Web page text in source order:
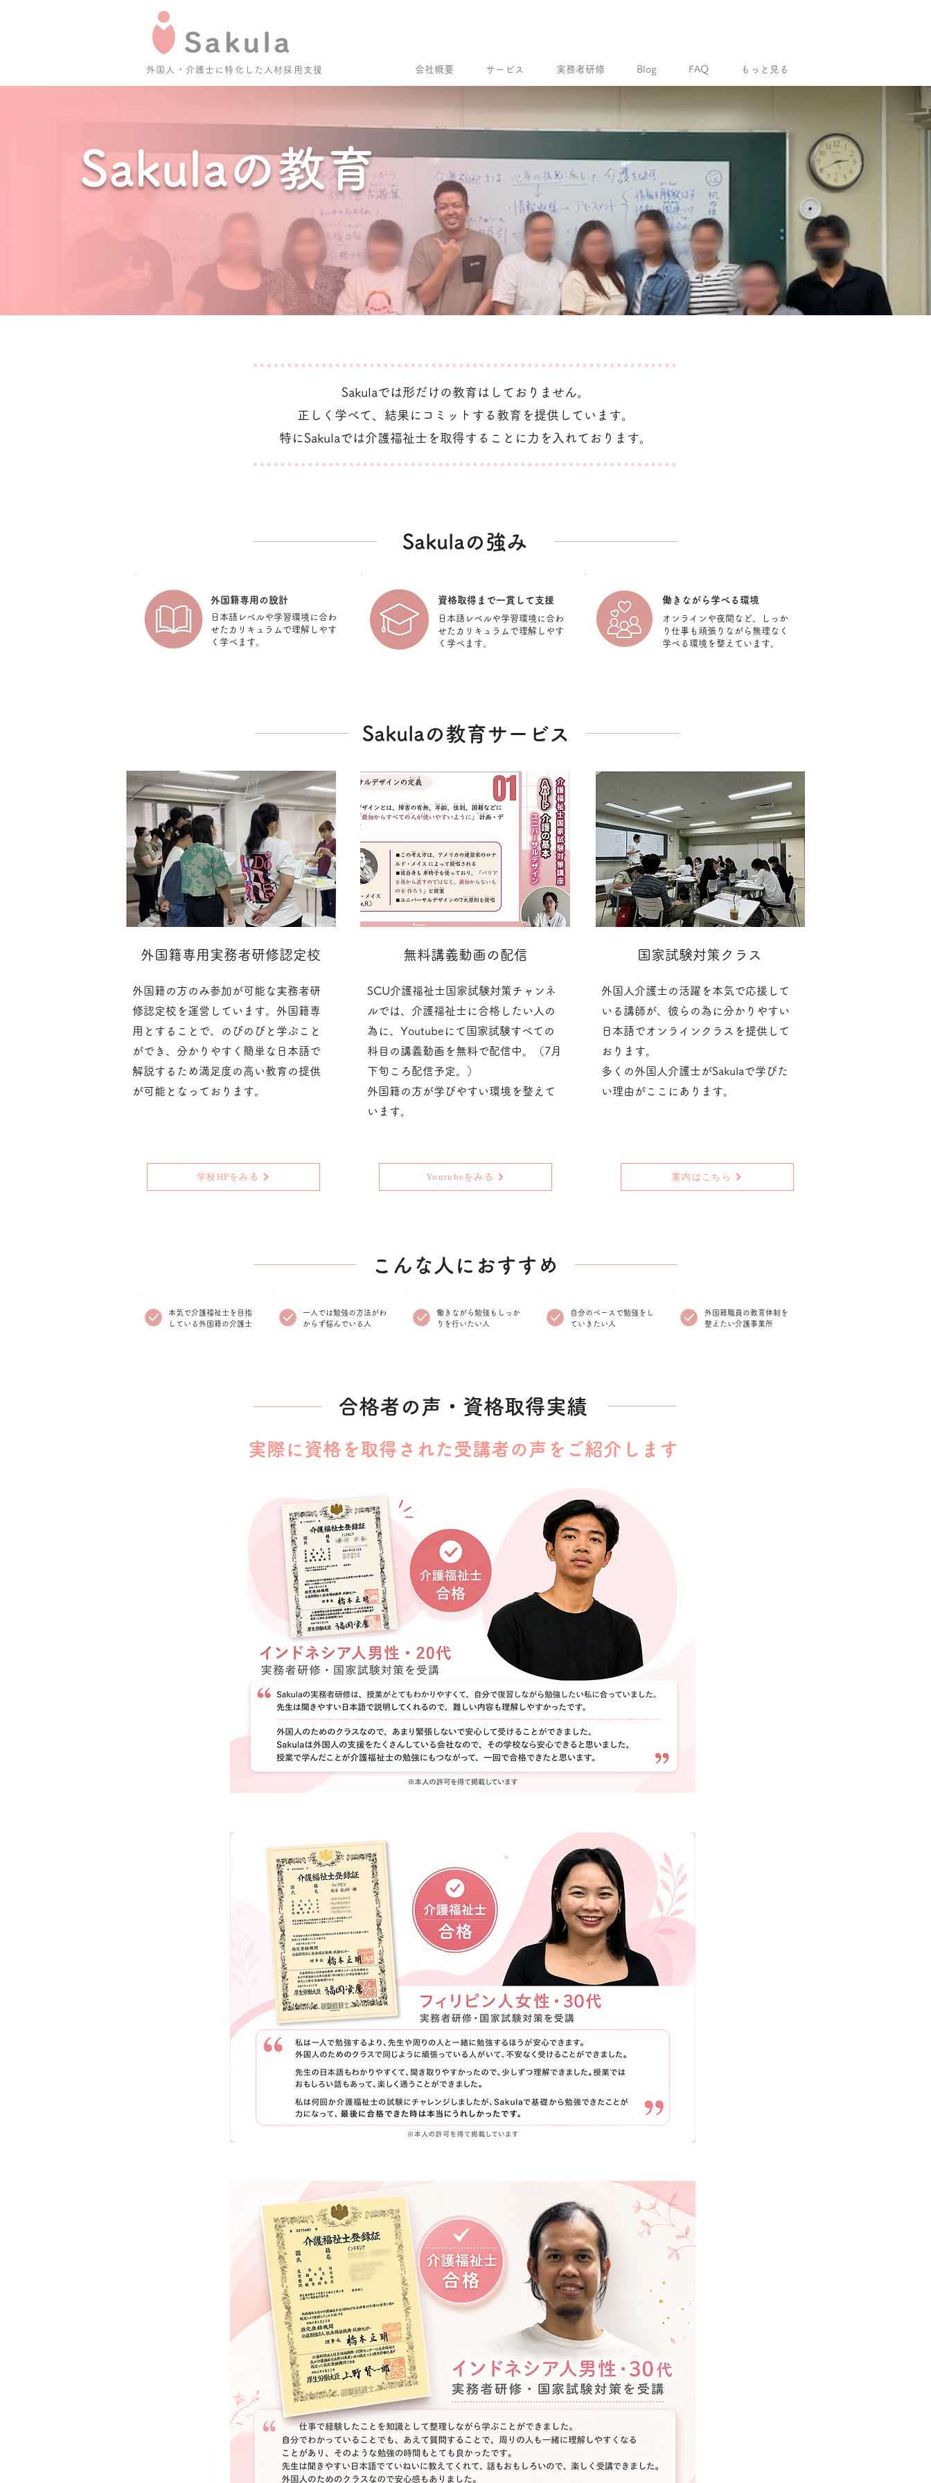
外国人・介護士に特化した人材採用支援 会社概要 サービス 実務者研修 Blog FAQ もっと見る
Sakulaの教育
Sakulaでは形だけの教育はしておりません。
正しく学べて、結果にコミットする教育を提供しています。
特にSakulaでは介護福祉士を取得することに力を入れております。
Sakulaの強み
​外国籍専用の設計
​日本語レベルや学習環境に合わ
せたカリキュラムで理解しやす
く学べます。
​資格取得まで一貫して支援
​日本語レベルや学習環境に合わ
せたカリキュラムで理解しやす
く学べます。
​働きながら学べる環境
オンラインや夜間など、しっか
り仕事も頑張りながら無理なく
学べる環境を整えています。
Sakulaの教育サービス
​外国籍専用実務者研修認定校
外国籍の方のみ参加が可能な実務者研
修認定校を運営しています。外国籍専
用とすることで、のびのびと学ぶこと
ができ、分かりやすく簡単な日本語で
解説するため満足度の高い教育の提供
が可能となっております。
無料講義動画の配信
SCU介護福祉士国家試験対策チャンネ
ルでは、介護福祉士に合格したい人の
為に、Youtubeにて国家試験すべての
科目の講義動画を無料で配信中。（7月
下旬ころ配信予定。）
​外国籍の方が学びやすい環境を整えて
います。
​国家試験対策クラス
外国人介護士の活躍を本気で応援して
いる講師が、彼らの為に分かりやすい
日本語でオンラインクラスを提供して
おります。
多くの外国人介護士がSakulaで学びた
い理由がここにあります。
学校HPをみる Youtubeをみる 案内はこちら
こんな人におすすめ
本気で介護福祉士を目指
している外国籍の介護士
​一人では勉強の方法がわ
からず悩んでいる人
働きながら勉強もしっか
りを行いたい人
自分のペースで勉強をし
ていきたい人
外国籍職員の教育体制を
整えたい介護事業所
​合格者の声・資格取得実績
実際に資格を取得された受講者の声をご紹介します